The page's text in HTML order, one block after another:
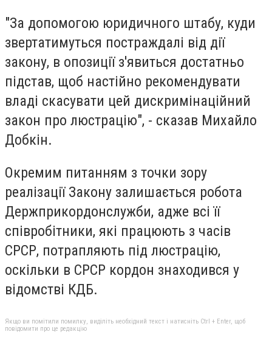
"За допомогою юридичного штабу, куди
звертатимуться постраждалі від дії
закону, в опозиції з'явиться достатньо
підстав, щоб настійно рекомендувати
владі скасувати цей дискримінаційний
закон про люстрацію", - сказав Михайло
Добкін.
Окремим питанням з точки зору
реалізації Закону залишається робота
Держприкордонслужби, адже всі її
співробітники, які працюють з часів
СРСР, потрапляють під люстрацію,
оскільки в СРСР кордон знаходився у
відомстві КДБ.
Якщо ви помітили помилку, виділіть необхідний текст і натисніть Ctrl + Enter, щоб
повідомити про це редакцію